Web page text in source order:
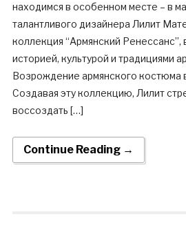
находимся в особенном месте – в
талантливого дизайнера Лилит
коллекция “Армянский Ренессанс”,
историей, культурой и традициями
Возрождение армянского костюма
Создавая эту коллекцию, Лилит
воссоздать […]
Continue Reading →